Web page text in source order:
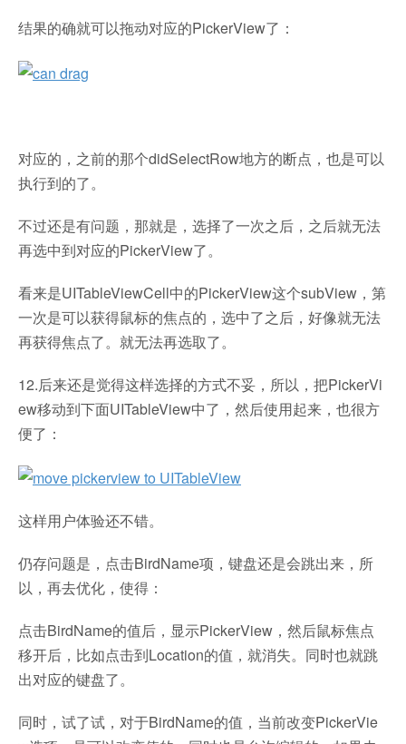
结果的确就可以拖动对应的PickerView了：
对应的，之前的那个didSelectRow地方的断点，也是可以
执行到的了。
不过还是有问题，那就是，选择了一次之后，之后就无法
再选中到对应的PickerView了。
看来是UITableViewCell中的PickerView这个subView，第
一次是可以获得鼠标的焦点的，选中了之后，好像就无法
再获得焦点了。就无法再选取了。
12.后来还是觉得这样选择的方式不妥，所以，把PickerVi
ew移动到下面UITableView中了，然后使用起来，也很方
便了：
这样用户体验还不错。
仍存问题是，点击BirdName项，键盘还是会跳出来，所
以，再去优化，使得：
点击BirdName的值后，显示PickerView，然后鼠标焦点
移开后，比如点击到Location的值，就消失。同时也就跳
出对应的键盘了。
同时，试了试，对于BirdName的值，当前改变PickerVie